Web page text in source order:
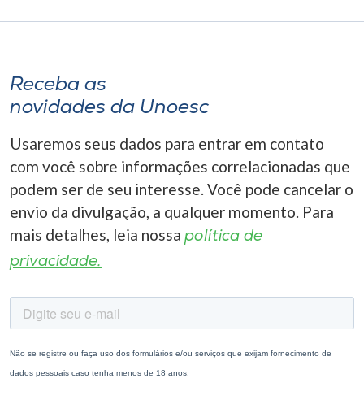
Receba as
novidades da Unoesc
Usaremos seus dados para entrar em contato
com você sobre informações correlacionadas que
podem ser de seu interesse. Você pode cancelar o
envio da divulgação, a qualquer momento. Para
mais detalhes, leia nossa política de
privacidade.